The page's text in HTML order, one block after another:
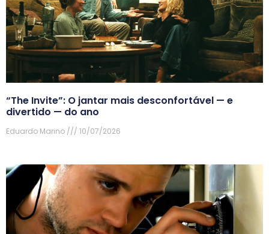
“The Invite”: O jantar mais desconfortável — e
divertido — do ano
Eduardo Marino 10/07/2026